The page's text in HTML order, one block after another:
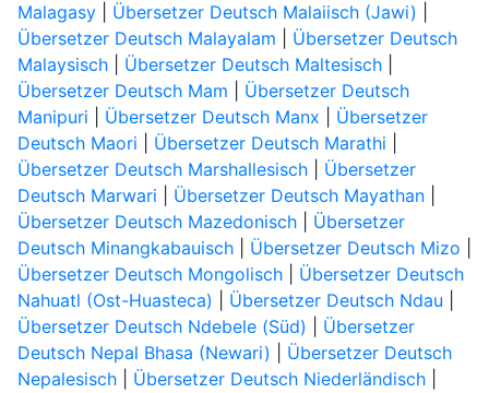
Malagasy| Übersetzer Deutsch Malaiisch (Jawi)
Übersetzer Deutsch Malayalam
Übersetzer Deutsch
Malaysisch| Übersetzer Deutsch Maltesisch|
Übersetzer Deutsch Mam
Übersetzer Deutsch
Manipuri
Übersetzer Deutsch Manx
Übersetzer
Deutsch Maori
Übersetzer Deutsch Marathi
Übersetzer Deutsch Marshallesisch| Übersetzer
Deutsch Marwari
Übersetzer Deutsch Mayathan|
Übersetzer Deutsch Mazedonisch| Übersetzer
Deutsch Minangkabauisch| Übersetzer Deutsch Mizo
Übersetzer Deutsch Mongolisch| Übersetzer Deutsch
Nahuatl (Ost-Huasteca)
Übersetzer Deutsch Ndau
Übersetzer Deutsch Ndebele (Süd)
Übersetzer
Deutsch Nepal Bhasa (Newari)
Übersetzer Deutsch
Nepalesisch| Übersetzer Deutsch Niederländisch|